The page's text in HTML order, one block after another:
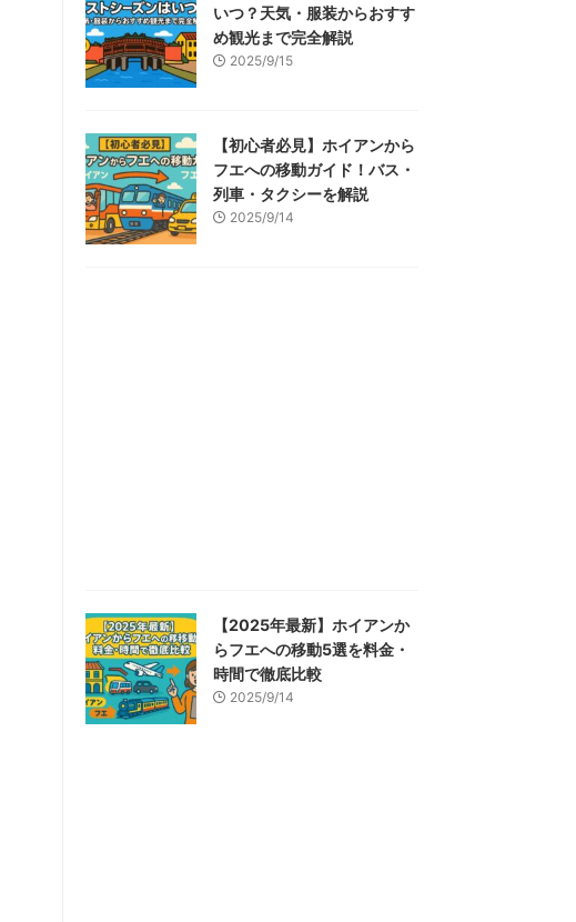
いつ？天気・服装からおすす
め観光まで完全解説
2025/9/15
【初心者必見】ホイアンから
フエへの移動ガイド！バス・
列車・タクシーを解説
2025/9/14
【2025年最新】ホイアンか
らフエへの移動5選を料金・
時間で徹底比較
2025/9/14